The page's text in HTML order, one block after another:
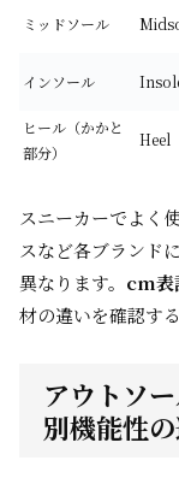
ミッドソール
インソール
ヒール（かかと
部分）
Heel
スニーカーでよく
スなど各ブランド
異なります。 cm表
材の違いを確認す
アウトソ
別機能性